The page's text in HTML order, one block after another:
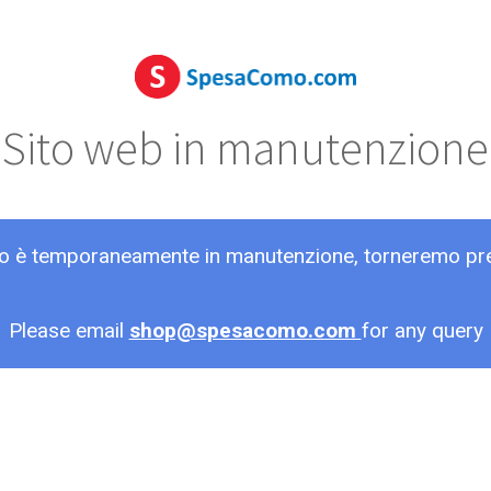
Sito web in manutenzione
è temporaneamente in manutenzione, torneremo
Please email shop@spesacomo.com for any query